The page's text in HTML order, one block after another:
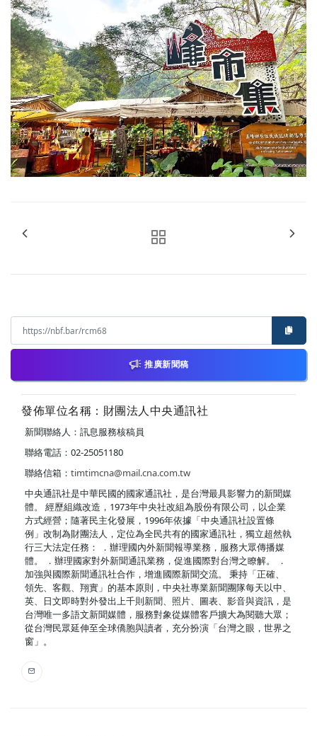
推廣新聞稿
發佈單位名稱：財團法人中央通訊社
新聞聯絡人：訊息服務核稿員
聯絡電話：02-25051180
聯絡信箱： timtimcna@mail.cna.com.tw
中央通訊社是中華民國的國家通訊社，是台灣最具影響力的新聞媒
體。 經歷組織改造，1973年中央社改組為股份有限公司，以企業
方式經營；隨著民主化發展，1996年依據「中央通訊社設置條
例」改制為財團法人，定位為全民共有的國家通訊社，獨立超然執
行三大法定任務： ．辦理國內外新聞報導業務，服務大眾傳播媒
體。 ．辦理國家對外新聞通訊業務，促進國際對台灣之瞭解。 ．
加強與國際新聞通訊社合作，增進國際新聞交流。 秉持「正確、
領先、客觀、翔實」的基本原則，中央社專業新聞團隊每天以中、
英、日文即時對外發出上千則新聞、照片、圖表、影音與資訊，是
台灣唯一多語文新聞媒體，服務對象從媒體客戶擴大為閱聽大眾；
從台灣民眾延伸至全球僑胞與讀者，充分扮演「台灣之眼，世界之
窗」。